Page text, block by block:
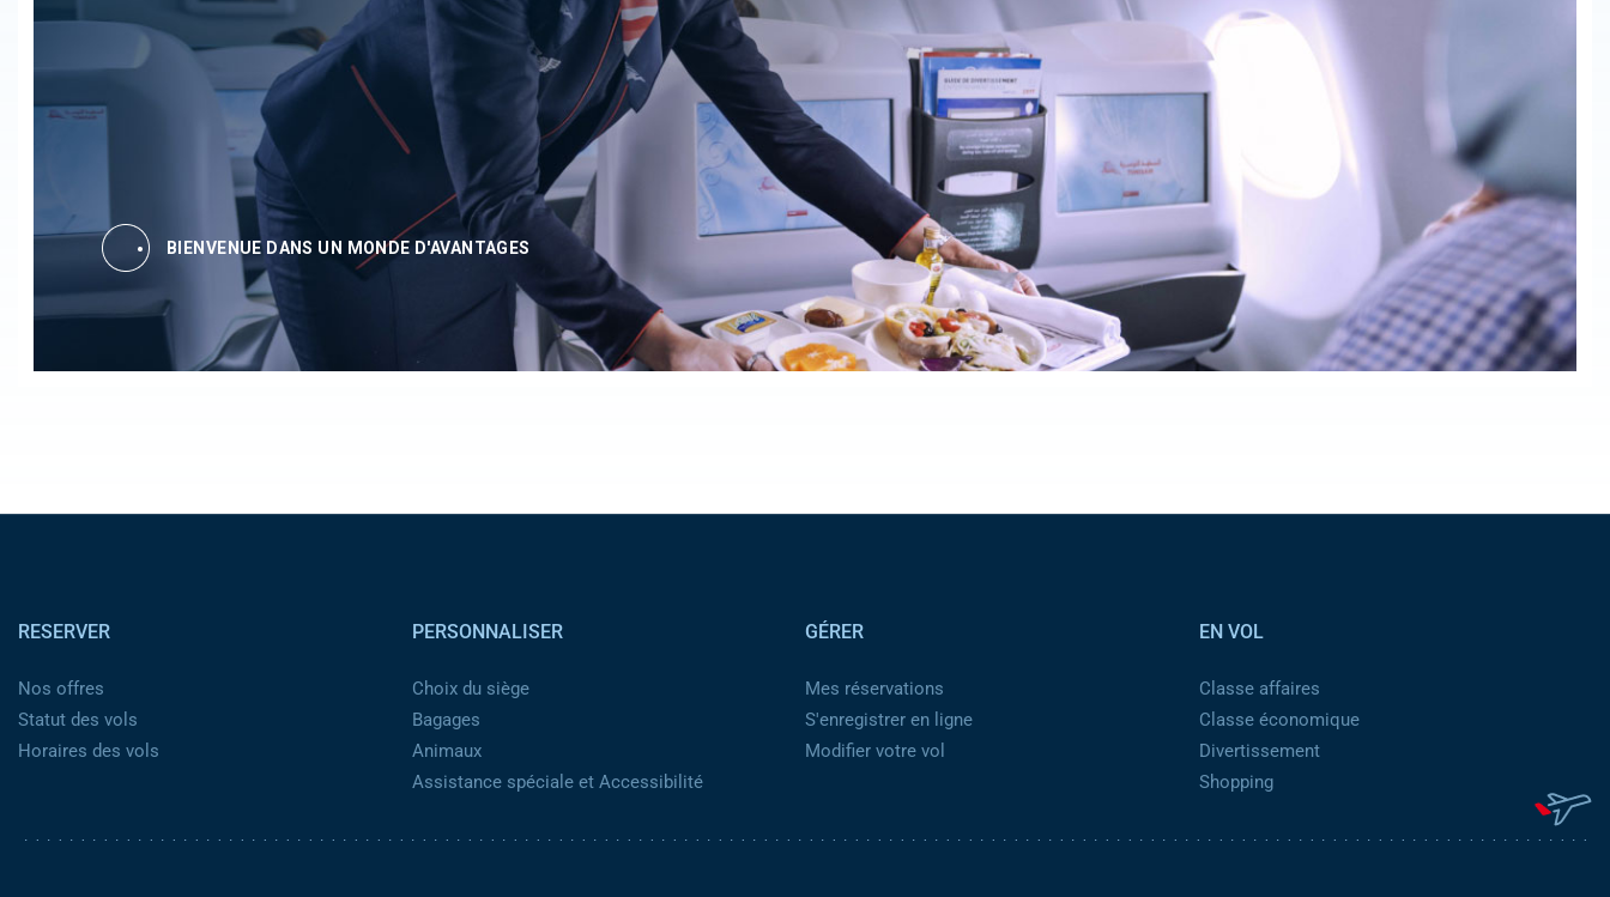
BIENVENUE DANS UN MONDE D'AVANTAGES
RESERVER
Nos offres
Statut des vols
Horaires des vols
PERSONNALISER
Choix du siège
Bagages
Animaux
Assistance spéciale et Accessibilité
GÉRER
Mes réservations
S'enregistrer en ligne
Modifier votre vol
EN VOL
Classe affaires
Classe économique
Divertissement
Shopping